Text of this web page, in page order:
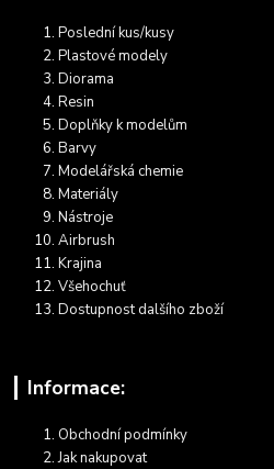
Poslední kus/kusy
Plastové modely
Diorama
Resin
Doplňky k modelům
Barvy
Modelářská chemie
Materiály
Nástroje
Airbrush
Krajina
Všehochuť
Dostupnost dalšího zboží
Informace:
Obchodní podmínky
Jak nakupovat